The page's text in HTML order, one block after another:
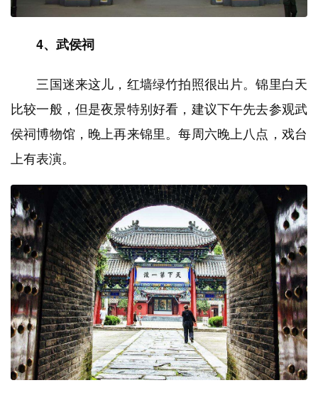
4、武侯祠
三国迷来这儿，红墙绿竹拍照很出片。锦里白天
比较一般，但是夜景特别好看，建议下午先去参观武
侯祠博物馆，晚上再来锦里。每周六晚上八点，戏台
上有表演。